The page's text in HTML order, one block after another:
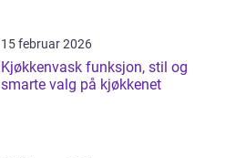
15 februar 2026
Kjøkkenvask funksjon, stil og
smarte valg på kjøkkenet